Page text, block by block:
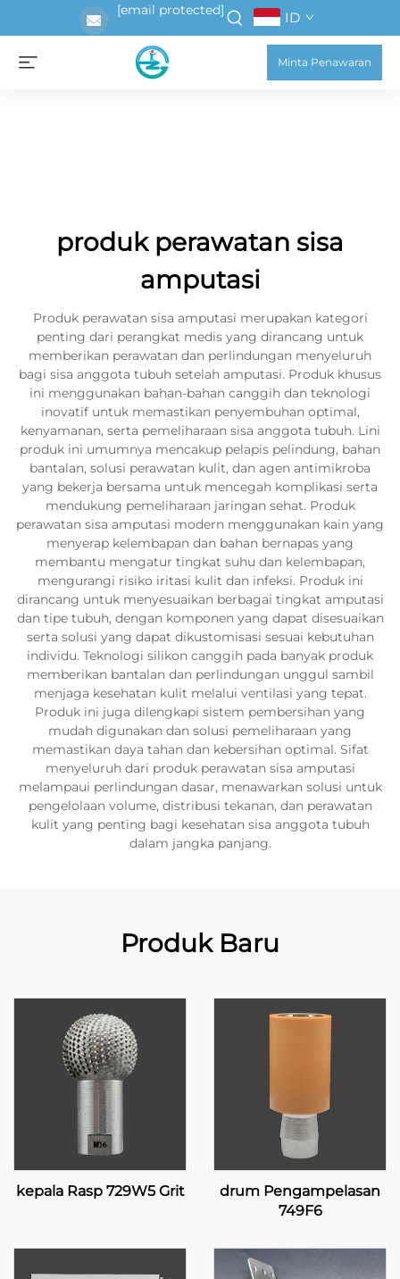
[email protected] ID
Minta Penawaran
produk perawatan sisa
amputasi
Produk perawatan sisa amputasi merupakan kategori
penting dari perangkat medis yang dirancang untuk
memberikan perawatan dan perlindungan menyeluruh
bagi sisa anggota tubuh setelah amputasi. Produk khusus
ini menggunakan bahan-bahan canggih dan teknologi
inovatif untuk memastikan penyembuhan optimal,
kenyamanan, serta pemeliharaan sisa anggota tubuh. Lini
produk ini umumnya mencakup pelapis pelindung, bahan
bantalan, solusi perawatan kulit, dan agen antimikroba
yang bekerja bersama untuk mencegah komplikasi serta
mendukung pemeliharaan jaringan sehat. Produk
perawatan sisa amputasi modern menggunakan kain yang
menyerap kelembapan dan bahan bernapas yang
membantu mengatur tingkat suhu dan kelembapan,
mengurangi risiko iritasi kulit dan infeksi. Produk ini
dirancang untuk menyesuaikan berbagai tingkat amputasi
dan tipe tubuh, dengan komponen yang dapat disesuaikan
serta solusi yang dapat dikustomisasi sesuai kebutuhan
individu. Teknologi silikon canggih pada banyak produk
memberikan bantalan dan perlindungan unggul sambil
menjaga kesehatan kulit melalui ventilasi yang tepat.
Produk ini juga dilengkapi sistem pembersihan yang
mudah digunakan dan solusi pemeliharaan yang
memastikan daya tahan dan kebersihan optimal. Sifat
menyeluruh dari produk perawatan sisa amputasi
melampaui perlindungan dasar, menawarkan solusi untuk
pengelolaan volume, distribusi tekanan, dan perawatan
kulit yang penting bagi kesehatan sisa anggota tubuh
dalam jangka panjang.
Produk Baru
kepala Rasp 729W5 Grit
drum Pengampelasan
749F6